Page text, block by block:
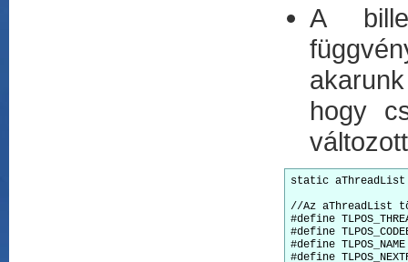
A
hogy
static
//Az aThreadList
#define
#define
#define
#define